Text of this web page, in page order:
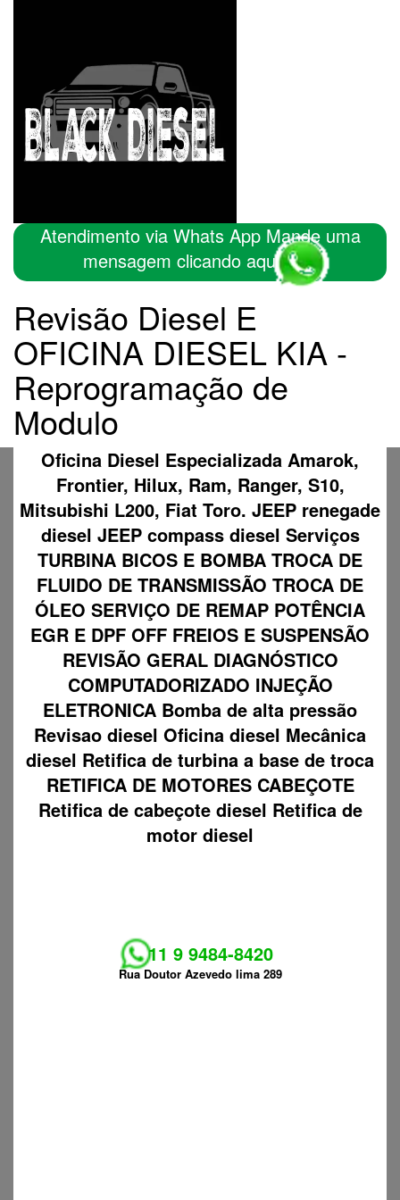
Atendimento via Whats App Mande uma
mensagem clicando aqui
Revisão Diesel E
OFICINA DIESEL KIA -
Reprogramação de
Modulo
Oficina Diesel Especializada Amarok,
Frontier, Hilux, Ram, Ranger, S10,
Mitsubishi L200, Fiat Toro. JEEP renegade
diesel JEEP compass diesel Serviços
TURBINA BICOS E BOMBA TROCA DE
FLUIDO DE TRANSMISSÃO TROCA DE
ÓLEO SERVIÇO DE REMAP POTÊNCIA
EGR E DPF OFF FREIOS E SUSPENSÃO
REVISÃO GERAL DIAGNÓSTICO
COMPUTADORIZADO INJEÇÃO
ELETRONICA Bomba de alta pressão
Revisao diesel Oficina diesel Mecânica
diesel Retifica de turbina a base de troca
RETIFICA DE MOTORES CABEÇOTE
Retifica de cabeçote diesel Retifica de
motor diesel
11 9 9484-8420
Rua Doutor Azevedo lima 289